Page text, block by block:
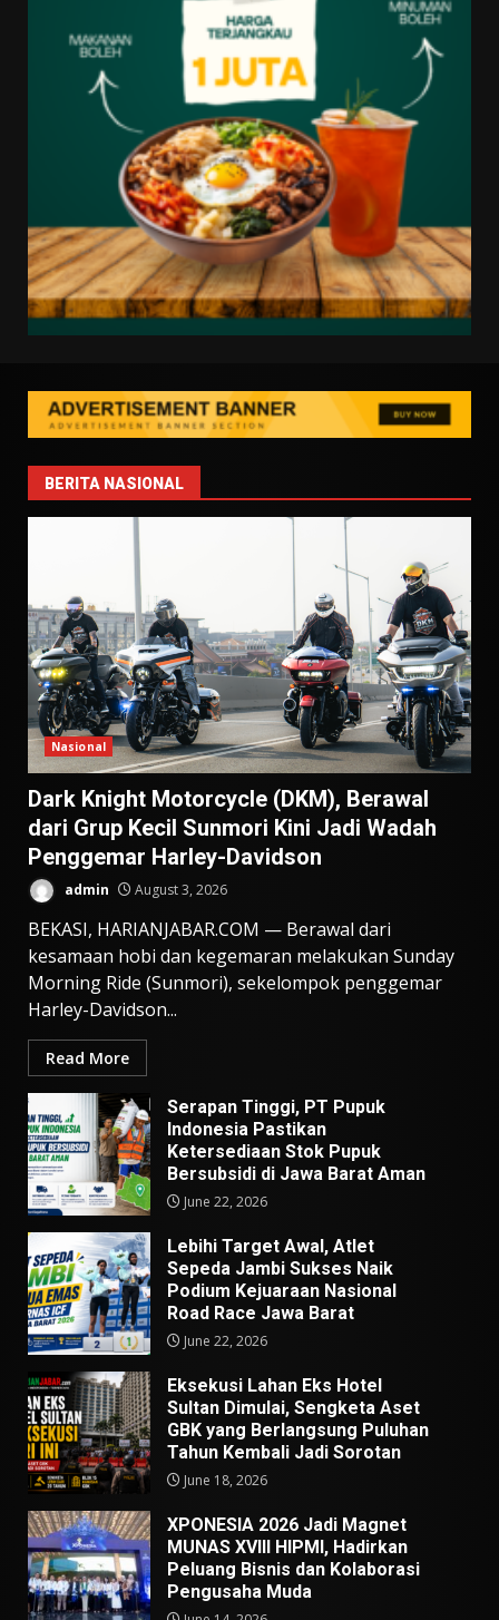
BERITA NASIONAL
Nasional
Dark Knight Motorcycle (DKM), Berawal
dari Grup Kecil Sunmori Kini Jadi Wadah
Penggemar Harley-Davidson
admin August 3, 2026
BEKASI, HARIANJABAR.COM — Berawal dari
kesamaan hobi dan kegemaran melakukan Sunday
Morning Ride (Sunmori), sekelompok penggemar
Harley-Davidson...
Read More
Serapan Tinggi, PT Pupuk
Indonesia Pastikan
Ketersediaan Stok Pupuk
Bersubsidi di Jawa Barat Aman
June 22, 2026
Lebihi Target Awal, Atlet
Sepeda Jambi Sukses Naik
Podium Kejuaraan Nasional
Road Race Jawa Barat
June 22, 2026
Eksekusi Lahan Eks Hotel
Sultan Dimulai, Sengketa Aset
GBK yang Berlangsung Puluhan
Tahun Kembali Jadi Sorotan
June 18, 2026
XPONESIA 2026 Jadi Magnet
MUNAS XVIII HIPMI, Hadirkan
Peluang Bisnis dan Kolaborasi
Pengusaha Muda